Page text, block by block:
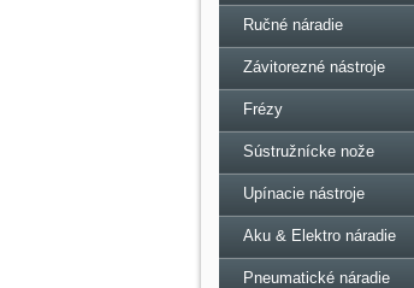
Ručné náradie
Závitorezné nástroje
Frézy
Sústružnícke nože
Upínacie nástroje
Aku & Elektro náradie
Pneumatické náradie